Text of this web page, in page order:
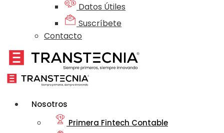
Datos Útiles
Suscríbete
Contacto
Nosotros
Primera Fintech Contable